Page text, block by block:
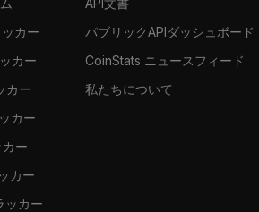
カー
カー
カー
カー
ー
カー
ッカー
パブリックAPIダッシュボード
CoinStats ニュースフィード
私たちについて